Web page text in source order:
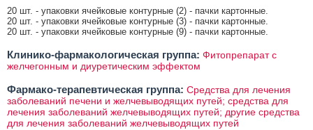
20 шт. - упаковки ячейковые контурные (2) - пачки картонные.
20 шт. - упаковки ячейковые контурные (3) - пачки картонные.
20 шт. - упаковки ячейковые контурные (9) - пачки картонные.
Клинико-фармакологическая группа: Фитопрепарат с
желчегонным и диуретическим эффектом
Фармако-терапевтическая группа: Средства для лечения
заболеваний печени и желчевыводящих путей; средства для
лечения заболеваний желчевыводящих путей; другие средства
для лечения заболеваний желчевыводящих путей